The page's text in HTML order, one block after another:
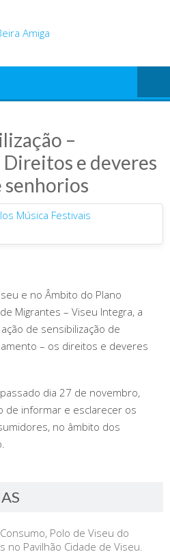
–
e deveres
senhorios
e no Âmbito do Plano
Migrantes – Viseu Integra, a
de sensibilização de
– os direitos e deveres
dia 27 de novembro,
de informar e esclarecer os
no âmbito dos
Polo de Viseu do
no Pavilhão Cidade de Viseu.